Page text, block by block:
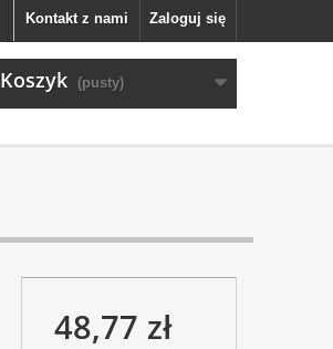
Zaloguj się
Kontakt z nami
Koszyk (pusty)
48,77 zł